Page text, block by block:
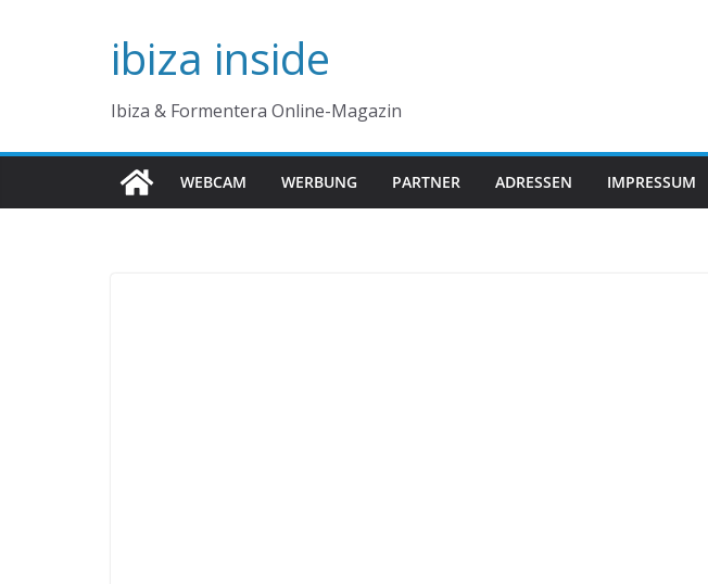
ibiza inside
Ibiza & Formentera Online-Magazin
WEBCAM WERBUNG PARTNER ADRESSEN IMPRESSUM